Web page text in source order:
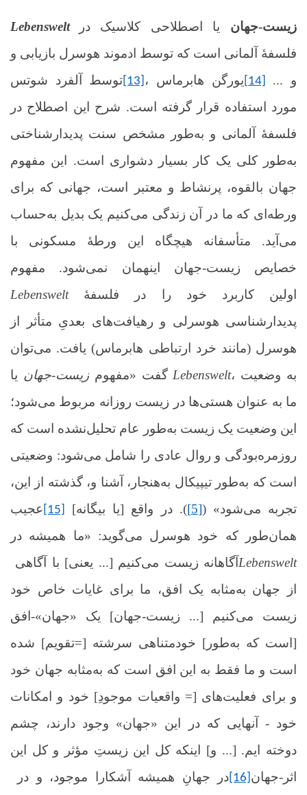
زیست-جهان Lebenswelt
اصطلاحی کلاسیک در
فلسفۀ آلمانی است که توسط ادموند هوسرل بازیابی و
توسط آلفرد ‌شوتس [13] ، یورگن هابرماس [14]
مورد استفاده قرار گرفته است. شرح این اصطلاح در
فلسفۀ آلمانی و به‌طور مشخص سنت پدیدارشناختی
به‌طور کلی یک
جهان بالقوه، پرنشاط و معتبر است، جهانی که برای
ورطه‌ای که ما در آن زندگی می‌کنیم یک بدیل به‌حساب
می‌آید. متأسفانه هیچگاه این ورطۀ مسکونی با
خصایص زیست-‌جهان اینهمان نمی‌شود. مفهوم
Lebensweltاولین کاربرد خود را در فلسفۀ
پدیدارشناسی هوسرلی و رهیافت‌های بعدیِ متأثر از
هوسرل (مانند خرد ارتباطی هابرماس) یافت. می‌توان
گفت «مفهومزیست‌-جهان یاLebenswelt، به وضعیت
ما به عنوان هستی‌ها در زیست روزانه مربوط می‌شود؛
این وضعیت یک زیست به‌طور عام تحلیل‌نشده است که
روزمره‌بودگی و روال عادی را شامل می‌شود: وضعیتی
است که به‌طور تیپیکال به‌هنجار، آشنا و، گذشته از این،
عجیب [15] [یا بیگانه] تجربه می‌شود» ([5]
). در واقع
همان‌طور که خود هوسرل می‌گوید: «ما همیشه در
Lebenswelt
از جهان به‌مثابه یک افق، ما برای غایات خاص خود
زیست می‌کنیم [... زیست‌-جهان] یک «جهان»-افق
[است که به‌طور] خودمتناهی سرشته [=تقویم] شده
است و ما فقط به این افق است که به‌مثابه جهان خود
و برای فعلیت‌های [= واقعیات موجودِ] خود و امکانات
خود - آنهایی که در این «جهان» وجود دارند، چشم
دوخته ایم. [... و] اینکه کل این زیستِ مؤثر و کل این
اثر-جهان [16]